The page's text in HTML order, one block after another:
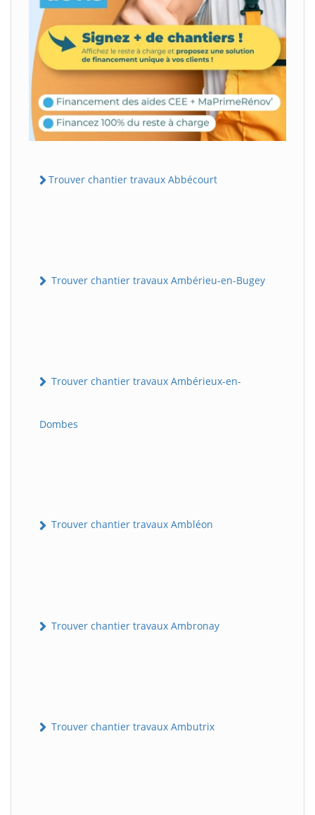
Trouver chantier travaux Abbécourt
Trouver chantier travaux Ambérieu-en-Bugey
Trouver chantier travaux Ambérieux-en-
Dombes
Trouver chantier travaux Ambléon
Trouver chantier travaux Ambronay
Trouver chantier travaux Ambutrix